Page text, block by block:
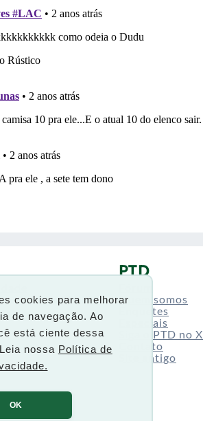
cookies para melhorar
de navegação. Ao
está ciente dessa
nossa Política de
OK
PTD
Quem somos
Enquetes
Especiais
Siga o PTD no X
Contato
Site antigo